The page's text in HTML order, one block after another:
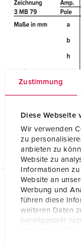
Zustimmung
Diese Webseite
Wir verwenden
zu
anbieten zu
Website zu
Informationen
Website an
Werbung und
führen diese
weiteren Daten
bereitgestellt
Planungsdaten
Kupplung